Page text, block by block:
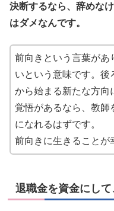
決断するなら、辞めな
はダメなんです。
前向きという言葉があ
いという意味です。後
から始まる新たな方向
覚悟があるなら、教師
になれるはずです。
前向きに生きることが
退職金を資金にし